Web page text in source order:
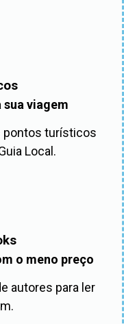
sua viagem
pontos turísticos
Local.
o meno preço
autores para ler